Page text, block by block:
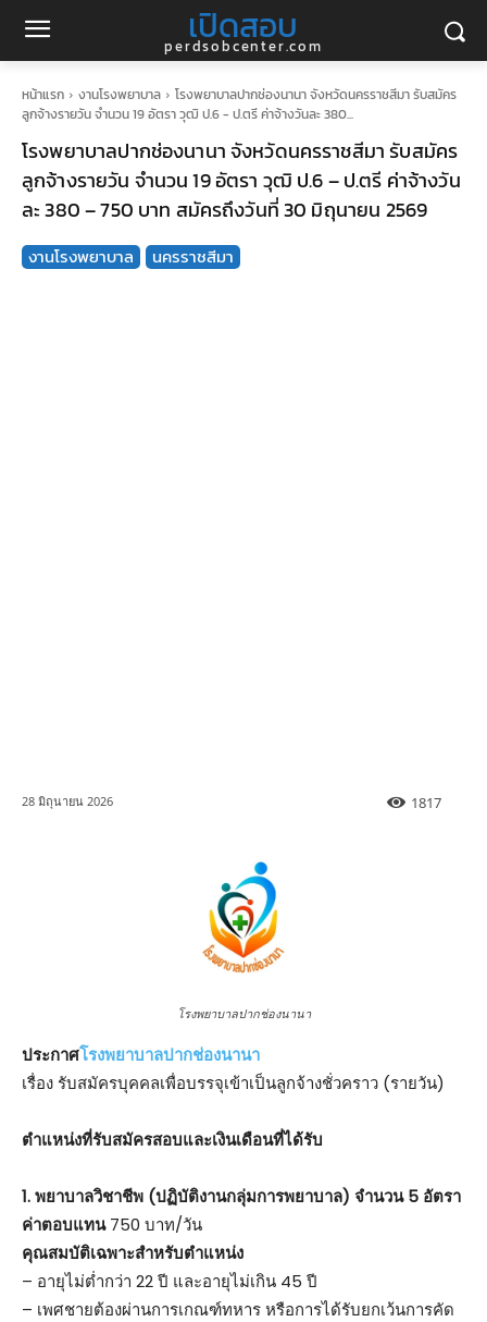
เปิดสอบ
perdsobcenter.com
หน้าแรก งานโรงพยาบาล
โรงพยาบาลปากช่องนานา จังหวัดนครราชสีมา รับสมัคร
ลูกจ้างรายวัน จำนวน 19 อัตรา วุฒิ ป.6 - ป.ตรี ค่าจ้างวันละ 380...
โรงพยาบาลปากช่องนานา จังหวัดนครราชสีมา รับสมัคร
ลูกจ้างรายวัน จำนวน 19 อัตรา วุฒิ ป.6 – ป.ตรี ค่าจ้างวัน
ละ 380 – 750 บาท สมัครถึงวันที่ 30 มิถุนายน 2569
งานโรงพยาบาล นครราชสีมา
28 มิถุนายน 2026 1817
โรงพยาบาลปากช่องนานา
ประกาศโรงพยาบาลปากช่องนานา
เรื่อง รับสมัครบุคคลเพื่อบรรจุเข้าเป็นลูกจ้างชั่วคราว (รายวัน)
ตำแหน่งที่รับสมัครสอบและเงินเดือนที่ได้รับ
1. พยาบาลวิชาชีพ (ปฏิบัติงานกลุ่มการพยาบาล) จำนวน 5 อัตรา
ค่าตอบแทน750 บาท/วัน
คุณสมบัติเฉพาะสำหรับตำแหน่ง
– อายุไม่ต่ำกว่า 22 ปี และอายุไม่เกิน 45 ปี
– เพศชายต้องผ่านการเกณฑ์ทหาร หรือการได้รับยกเว้นการคัด